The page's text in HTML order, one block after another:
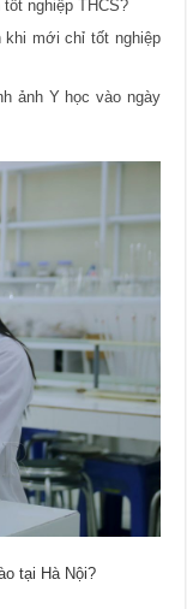
nghiệp THCS?
khi mới chỉ tốt nghiệp
ảnh Y học vào ngày
tại Hà Nội?